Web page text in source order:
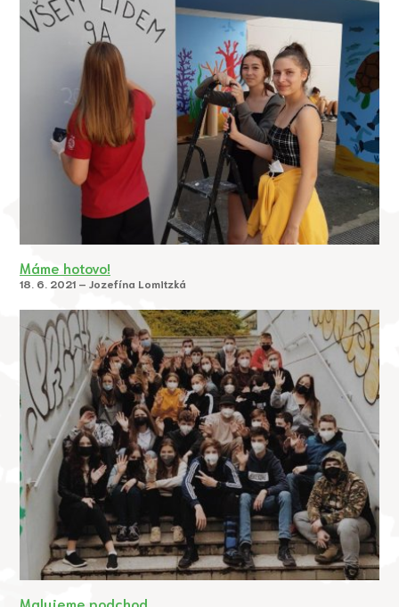
Máme hotovo!
18. 6. 2021 – Jozefína Lomitzká
Malujeme podchod